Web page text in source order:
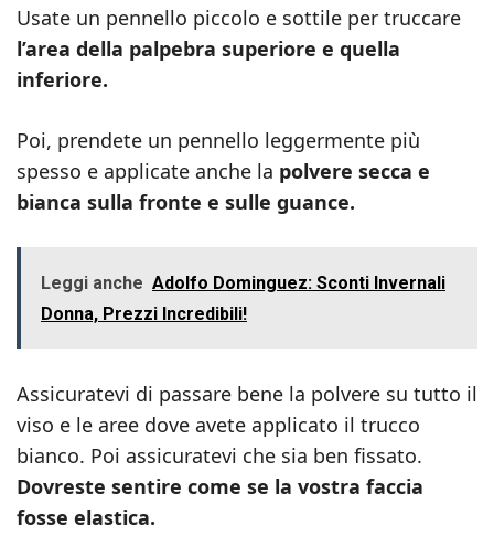
Usate un pennello piccolo e sottile per truccare
l’area della palpebra superiore e quella
inferiore.
Poi, prendete un pennello leggermente più
spesso e applicate anche la polvere secca e
bianca sulla fronte e sulle guance.
Leggi anche Adolfo Dominguez: Sconti Invernali
Donna, Prezzi Incredibili!
Assicuratevi di passare bene la polvere su tutto il
viso e le aree dove avete applicato il trucco
bianco. Poi assicuratevi che sia ben fissato.
Dovreste sentire come se la vostra faccia
fosse elastica.